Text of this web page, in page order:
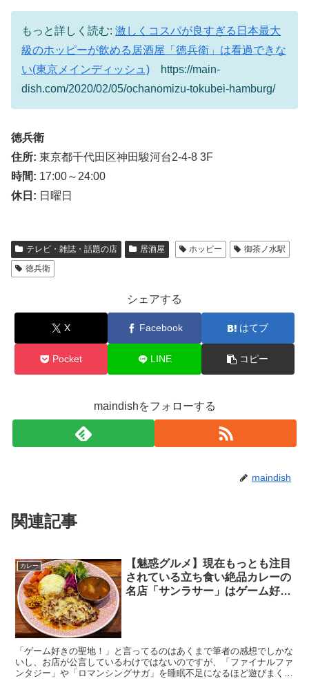
もっと詳しく読む: 激しくコスパが良すぎる日本最大
級のホッピーが飲める居酒屋「徳兵衛」は看過できな
い(東京メインディッシュ) https://main-
dish.com/2020/02/05/ochanomizu-tokubei-hamburg/
徳兵衛
住所: 東京都千代田区神田駿河台2-4-8 3F
時間: 17:00～24:00
休日: 日曜日
テレビ・雑誌・話題の店 居酒屋 ホッピー
御茶ノ水駅
徳兵衛
シェアする
X Facebook はてブ
Pocket LINE コピー
maindishをフォローする
maindish
関連記事
カレー
【魅惑グルメ】現在もっとも注目
されている立ち食い絶品カレーの
名店「サンラサー」はゲーム好き
「ゲーム好きの聖地！」と言ってるのはあくまで筆者の感想でしかな
いし、お店が公言しているわけではないのですが、「ファイナルファ
ンタジー」や「ロマンシングサガ」を睡眠不足になるほど遊びまくっ